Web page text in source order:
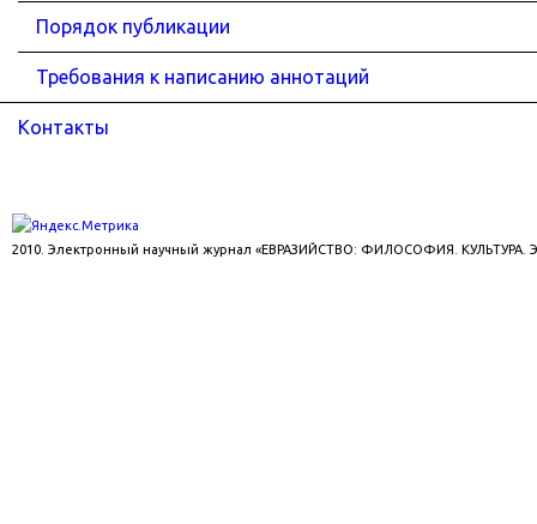
Порядок публикации
Требования к написанию аннотаций
Контакты
2010. Электронный научный журнал «ЕВРАЗИЙСТВО: ФИЛОСОФИЯ. КУЛЬТУРА.